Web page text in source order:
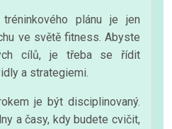
plánu je jen
ve světě fitness. Abyste
cílů, je třeba se řídit
a strategiemi.
je být disciplinovaný.
a časy, kdy budete cvičit,